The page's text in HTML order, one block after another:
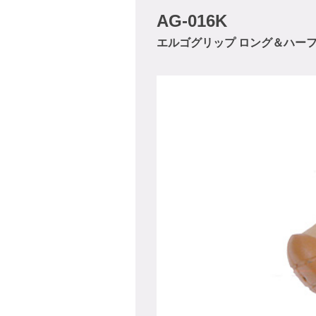
AG-016K
エルゴグリップ ロング＆ハー